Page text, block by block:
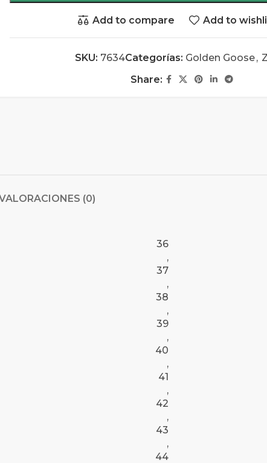
Add to compare Add to
SKU: 7634Categorías: Golden Goose,
Share:
(0)
36
,
37
,
38
,
39
,
40
,
41
,
42
,
43
,
44